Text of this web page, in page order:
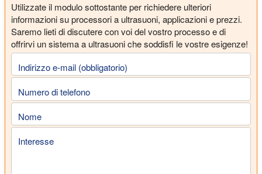
Utilizzate il modulo sottostante per richiedere ulteriori
informazioni su processori a ultrasuoni, applicazioni e prezzi.
Saremo lieti di discutere con voi del vostro processo e di
offrirvi un sistema a ultrasuoni che soddisfi le vostre esigenze!
Indirizzo e-mail (obbligatorio)
Numero di telefono
Nome
Interesse